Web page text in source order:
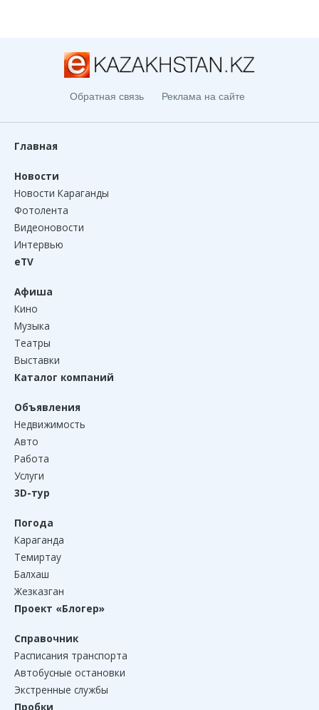
Обратная связь Реклама на сайте
Главная
Новости
Новости Караганды
Фотолента
Видеоновости
Интервью
eTV
Афиша
Кино
Музыка
Театры
Выставки
Каталог компаний
Объявления
Недвижимость
Авто
Работа
Услуги
3D-тур
Погода
Караганда
Темиртау
Балхаш
Жезказган
Проект «Блогер»
Справочник
Расписания транспорта
Автобусные остановки
Экстренные службы
Пробки